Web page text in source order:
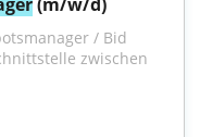
zwischen